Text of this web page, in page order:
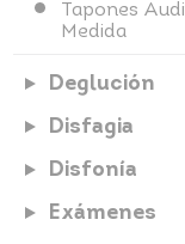
Tapones
Medida
Deglución
Disfagia
Disfonía
Exámenes